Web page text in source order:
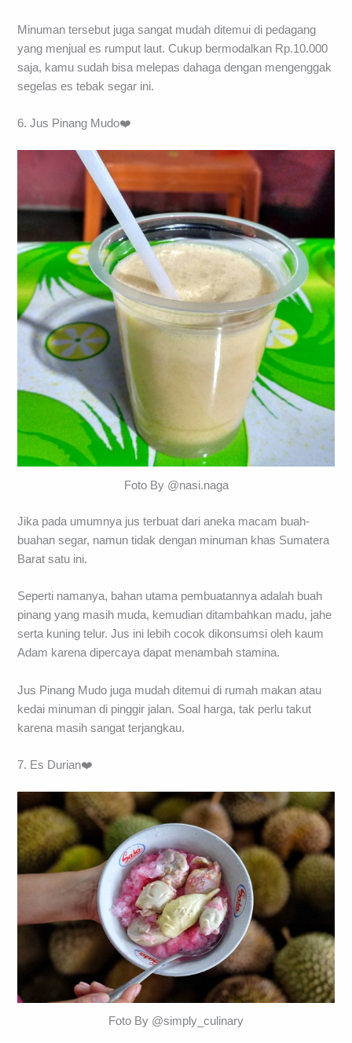
Minuman tersebut juga sangat mudah ditemui di pedagang
yang menjual es rumput laut. Cukup bermodalkan Rp.10.000
saja, kamu sudah bisa melepas dahaga dengan mengenggak
segelas es tebak segar ini.
6. Jus Pinang Mudo❤️
Foto By @nasi.naga
Jika pada umumnya jus terbuat dari aneka macam buah-
buahan segar, namun tidak dengan minuman khas Sumatera
Barat satu ini.
Seperti namanya, bahan utama pembuatannya adalah buah
pinang yang masih muda, kemudian ditambahkan madu, jahe
serta kuning telur. Jus ini lebih cocok dikonsumsi oleh kaum
Adam karena dipercaya dapat menambah stamina.
Jus Pinang Mudo juga mudah ditemui di rumah makan atau
kedai minuman di pinggir jalan. Soal harga, tak perlu takut
karena masih sangat terjangkau.
7. Es Durian❤️
Foto By @simply_culinary